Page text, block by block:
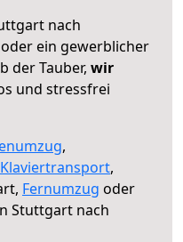
nach
ein gewerblicher
der Tauber, wir
und stressfrei
,
Klaviertransport,
Fernumzug oder
Stuttgart nach